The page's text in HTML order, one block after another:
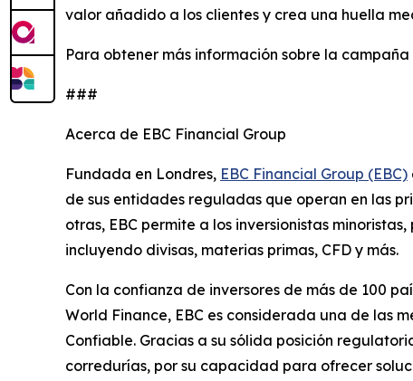
valor añadido a los clientes y crea una huella
Para obtener más información sobre la
###
Acerca de EBC Financial Group
Fundada en Londres, EBC Financial Group (EBC)
de sus entidades reguladas que operan en las
otras, EBC permite a los inversionistas
incluyendo divisas, materias primas, CFD y más.
Con la confianza de inversores de más de 100
World Finance, EBC es considerada una de las
Confiable. Gracias a su sólida posición
corredurías, por su capacidad para ofrecer